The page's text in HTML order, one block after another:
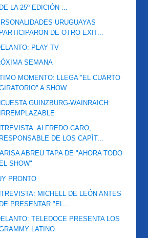
LA 25º EDICIÓN ...
URUGUAYAS
DE OTRO EXIT...
PLAY TV
SEMANA
MOMENTO: LLEGA "EL CUARTO
A SHOW...
GUINZBURG-WAINRAICH:
ALFREDO CARO,
DE LOS CAPÍT...
ABREU TAPA DE "AHORA TODO
SHOW"
PRONTO
MICHELL DE LEÓN ANTES
PRESENTAR "EL...
TELEDOCE PRESENTA LOS
LATINO